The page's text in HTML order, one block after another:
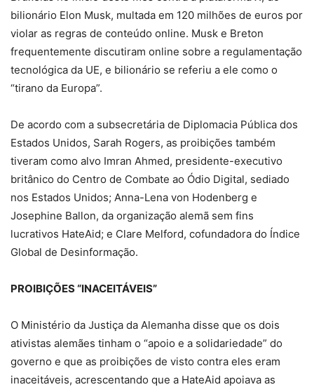
bilionário Elon Musk, multada em 120 milhões de euros por
violar as regras de conteúdo online. Musk e Breton
frequentemente discutiram online sobre a regulamentação
tecnológica da UE, e bilionário se referiu a ele como o
“tirano da Europa”.
De acordo com a subsecretária de Diplomacia Pública dos
Estados Unidos, Sarah Rogers, as proibições também
tiveram como alvo Imran Ahmed, presidente-executivo
britânico do Centro de Combate ao Ódio Digital, sediado
nos Estados Unidos; Anna-Lena von Hodenberg e
Josephine Ballon, da organização alemã sem fins
lucrativos HateAid; e Clare Melford, cofundadora do Índice
Global de Desinformação.
PROIBIÇÕES “INACEITÁVEIS”
O Ministério da Justiça da Alemanha disse que os dois
ativistas alemães tinham o “apoio e a solidariedade” do
governo e que as proibições de visto contra eles eram
inaceitáveis, acrescentando que a HateAid apoiava as